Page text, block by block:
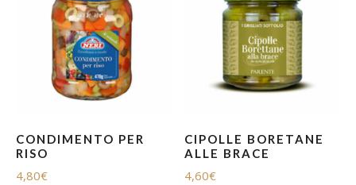
CONDIMENTO PER
RISO
4,80€
CIPOLLE BORETANE
ALLE BRACE
4,60€